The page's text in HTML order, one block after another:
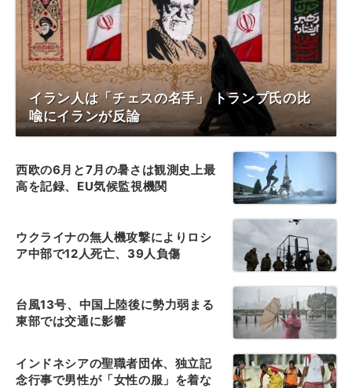
イラン人は「チェスの名手」 トランプ氏の比
喩にイランが反論
西欧の6月と7月の暑さは観測史上最
高を記録、EU気候監視機関
ウクライナの無人機攻撃によりロシ
ア中部で12人死亡、39人負傷
台風13号、中国上陸後に勢力弱まる
東部では交通に影響
インドネシアの聖職者団体、独立記
念行事で男性が「女性の服」を着な